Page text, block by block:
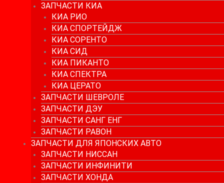
ЗАПЧАСТИ КИА
КИА РИО
КИА СПОРТЕЙДЖ
КИА СОРЕНТО
КИА СИД
КИА ПИКАНТО
КИА СПЕКТРА
КИА ЦЕРАТО
ЗАПЧАСТИ ШЕВРОЛЕ
ЗАПЧАСТИ ДЭУ
ЗАПЧАСТИ САНГ ЕНГ
ЗАПЧАСТИ РАВОН
ЗАПЧАСТИ ДЛЯ ЯПОНСКИХ АВТО
ЗАПЧАСТИ НИССАН
ЗАПЧАСТИ ИНФИНИТИ
ЗАПЧАСТИ ХОНДА